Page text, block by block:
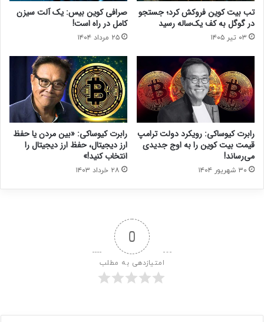
تب بیت‌ کوین فروکش کرد؛ جستجو
در گوگل به کف یک‌ساله رسید
۰۳ تیر ۱۴۰۵
صرافی کوین بیس: یک آلت سیزن
کامل در راه است!
۲۵ مرداد ۱۴۰۴
رابرت کیوساکی: رویکرد دولت ترامپ
قیمت بیت‌ کوین را به اوج جدیدی
می‌رساند!
۳۰ شهریور ۱۴۰۴
رابرت کیوساکی: «بین مردن یا حفظ
ارز دیجیتال، حفظ ارز دیجیتال را
انتخاب کنید!»
۲۸ خرداد ۱۴۰۳
0
امتیازدهی به مطلب